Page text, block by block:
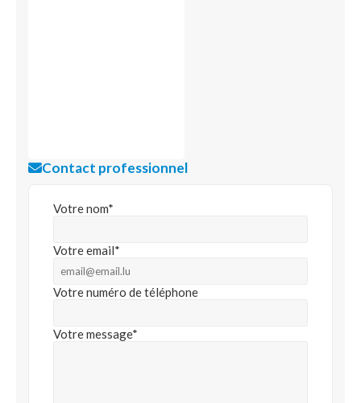
Contact professionnel
Votre nom*
Votre email*
Votre numéro de téléphone
Votre message*